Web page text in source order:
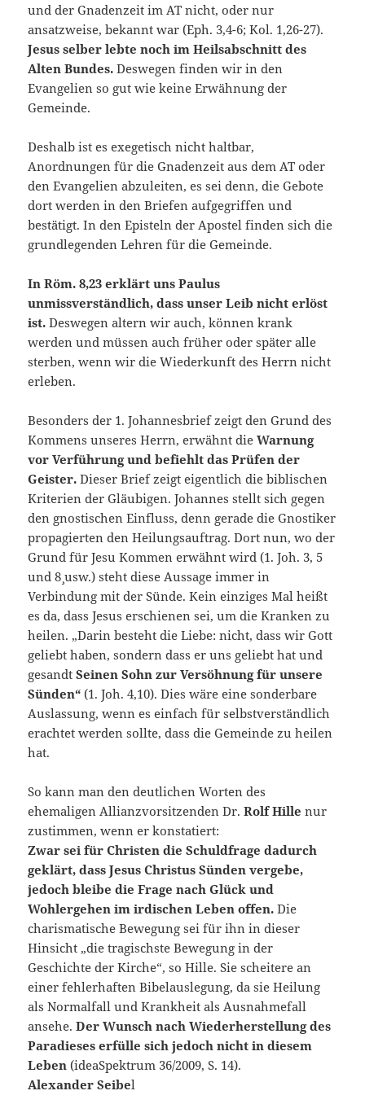
und der Gnadenzeit im AT nicht, oder nur
ansatzweise, bekannt war (Eph. 3,4-6; Kol. 1,26-27).
Jesus selber lebte noch im Heilsabschnitt des
Alten Bundes. Deswegen finden wir in den
Evangelien so gut wie keine Erwähnung der
Gemeinde.
Deshalb ist es exegetisch nicht haltbar,
Anordnungen für die Gnadenzeit aus dem AT oder
den Evangelien abzuleiten, es sei denn, die Gebote
dort werden in den Briefen aufgegriffen und
bestätigt. In den Episteln der Apostel finden sich die
grundlegenden Lehren für die Gemeinde.
In Röm. 8,23 erklärt uns Paulus
unmissverständlich, dass unser Leib nicht erlöst
ist. Deswegen altern wir auch, können krank
werden und müssen auch früher oder später alle
sterben, wenn wir die Wiederkunft des Herrn nicht
erleben.
Besonders der 1. Johannesbrief zeigt den Grund des
Kommens unseres Herrn, erwähnt dieWarnung
vor Verführung und befiehlt das Prüfen der
Geister. Dieser Brief zeigt eigentlich die biblischen
Kriterien der Gläubigen. Johannes stellt sich gegen
den gnostischen Einfluss, denn gerade die Gnostiker
propagierten den Heilungsauftrag. Dort nun, wo der
Grund für Jesu Kommen erwähnt wird (1. Joh. 3, 5
und 8¸ usw.) steht diese Aussage immer in
Verbindung mit der Sünde. Kein einziges Mal heißt
es da, dass Jesus erschienen sei, um die Kranken zu
heilen. „Darin besteht die Liebe: nicht, dass wir Gott
geliebt haben, sondern dass er uns geliebt hat und
gesandtSeinen Sohn zur Versöhnung für unsere
Sünden“ (1. Joh. 4,10). Dies wäre eine sonderbare
Auslassung, wenn es einfach für selbstverständlich
erachtet werden sollte, dass die Gemeinde zu heilen
hat.
So kann man den deutlichen Worten des
ehemaligen Allianzvorsitzenden Dr.Rolf Hille nur
zustimmen, wenn er konstatiert:
Zwar sei für Christen die Schuldfrage dadurch
geklärt, dass Jesus Christus Sünden vergebe,
jedoch bleibe die Frage nach Glück und
Wohlergehen im irdischen Leben offen. Die
charismatische Bewegung sei für ihn in dieser
Hinsicht „die tragischste Bewegung in der
Geschichte der Kirche“, so Hille. Sie scheitere an
einer fehlerhaften Bibelauslegung, da sie Heilung
als Normalfall und Krankheit als Ausnahmefall
ansehe. Der Wunsch nach Wiederherstellung des
Paradieses erfülle sich jedoch nicht in diesem
Leben (ideaSpektrum 36/2009, S. 14).
Alexander Seibel